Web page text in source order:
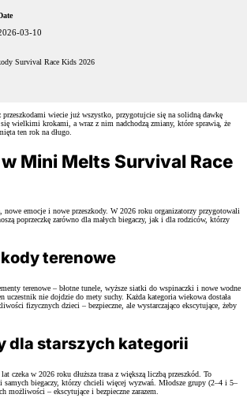
03-10
wiecie już wszystko, przygotujcie się na solidną dawkę
wielkimi krokami, a wraz z nim nadchodzą zmiany, które sprawią, że
ten rok na długo.
Mini Melts Survival Race
nowe emocje i nowe przeszkody. W 2026 roku organizatorzy przygotowali
poprzeczkę zarówno dla małych biegaczy, jak i dla rodziców, którzy
terenowe
terenowe – błotne tunele, wyższe siatki do wspinaczki i nowe wodne
uczestnik nie dojdzie do mety suchy. Każda kategoria wiekowa dostała
fizycznych dzieci – bezpieczne, ale wystarczająco ekscytujące, żeby
dla starszych kategorii
czeka w 2026 roku dłuższa trasa z większą liczbą przeszkód. To
samych biegaczy, którzy chcieli więcej wyzwań. Młodsze grupy (2–4 i 5–
możliwości – ekscytujące i bezpieczne zarazem.